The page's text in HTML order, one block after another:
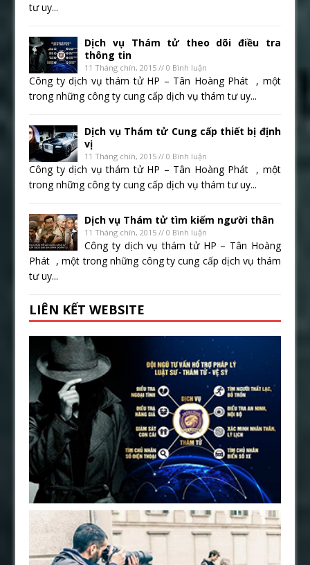
tư uy...
Dịch vụ Thám tử theo dõi điều tra
thông tin
11 Tháng chín, 2015 // 0 Bình luận
Công ty dịch vụ thám tử HP – Tân Hoàng Phát , một
trong những công ty cung cấp dịch vụ thám tư uy...
Dịch vụ Thám tử Cung cấp thiết bị định
vị
11 Tháng chín, 2015 // 0 Bình luận
Công ty dịch vụ thám tử HP – Tân Hoàng Phát , một
trong những công ty cung cấp dịch vụ thám tư uy...
Dịch vụ Thám tử tìm kiếm người thân
11 Tháng chín, 2015 // 0 Bình luận
Công ty dịch vụ thám tử HP – Tân Hoàng
Phát , một trong những công ty cung cấp dịch vụ thám
tư uy...
LIÊN KẾT WEBSITE